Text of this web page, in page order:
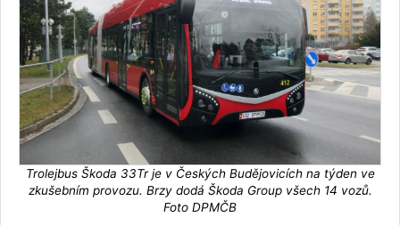
Trolejbus Škoda 33Tr je v Českých Budějovicích na týden ve
zkušebním provozu. Brzy dodá Škoda Group všech 14 vozů.
Foto DPMČB